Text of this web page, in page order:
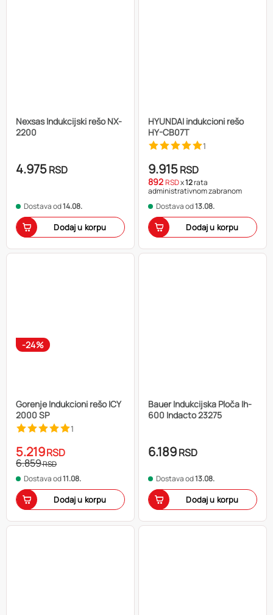
Nexsas Indukcijski rešo NX-
2200
4.975RSD
Dostava od14.08.
Dodaj u korpu
HYUNDAI indukcioni rešo
HY-CB07T
1
9.915RSD
892RSDx12rata
administrativnom zabranom
Dostava od13.08.
Dodaj u korpu
-24%
Gorenje Indukcioni rešo ICY
2000 SP
1
5.219RSD
6.859RSD
Dostava od11.08.
Dodaj u korpu
Bauer Indukcijska Ploča Ih-
600 Indacto 23275
6.189RSD
Dostava od13.08.
Dodaj u korpu